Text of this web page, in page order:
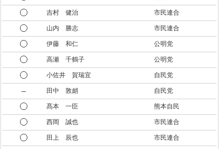
吉村 健治 市民連合
山内 勝志 市民連合
伊藤 和仁 公明党
高瀬 千鶴子 公明党
小佐井 賀瑞宜 自民党
田中 敦朗 自民党
髙本 一臣 熊本自民
西岡 誠也 市民連合
田上 辰也 市民連合